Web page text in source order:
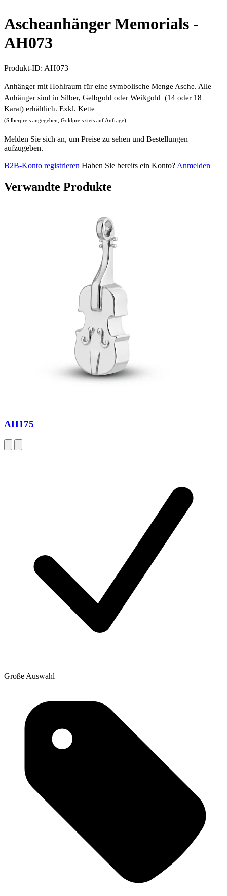
Ascheanhänger Memorials -
AH073
Produkt-ID: AH073
Anhänger mit Hohlraum für eine symbolische Menge Asche. Alle
Anhänger sind in Silber, Gelbgold oder Weißgold (14 oder 18
Karat) erhältlich. Exkl. Kette
(Silberpreis angegeben, Goldpreis stets auf Anfrage)
Melden Sie sich an, um Preise zu sehen und Bestellungen
aufzugeben.
B2B-Konto registrieren Haben Sie bereits ein Konto? Anmelden
Verwandte Produkte
AH175
Große Auswahl